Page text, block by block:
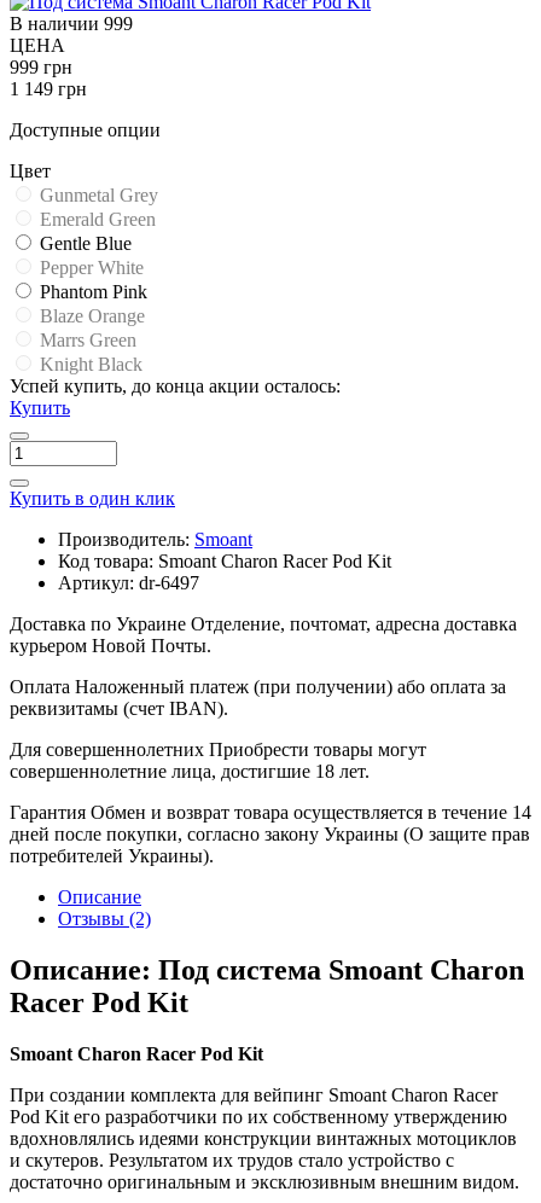
В наличии 999
ЦЕНА
999 грн
1 149 грн
Доступные опции
Цвет
Gunmetal Grey
Emerald Green
Gentle Blue
Pepper White
Phantom Pink
Blaze Orange
Marrs Green
Knight Black
Успей купить, до конца акции осталось:
Купить
Купить в один клик
Производитель: Smoant
Код товара: Smoant Charon Racer Pod Kit
Артикул: dr-6497
Доставка по Украине Отделение, почтомат, адресна доставка
курьером Новой Почты.
Оплата Наложенный платеж (при получении) або оплата за
реквизитамы (счет IBAN).
Для совершеннолетних Приобрести товары могут
совершеннолетние лица, достигшие 18 лет.
Гарантия Обмен и возврат товара осуществляется в течение 14
дней после покупки, согласно закону Украины (О защите прав
потребителей Украины).
Описание
Отзывы (2)
Описание: Под система Smoant Charon
Racer Pod Kit
Smoant Charon Racer Pod Kit
При создании комплекта для вейпинг Smoant Charon Racer
Pod Kit его разработчики по их собственному утверждению
вдохновлялись идеями конструкции винтажных мотоциклов
и скутеров. Результатом их трудов стало устройство с
достаточно оригинальным и эксклюзивным внешним видом.